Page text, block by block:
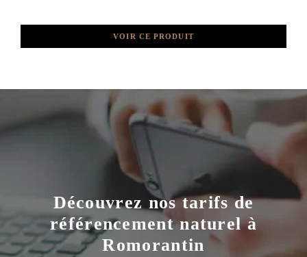
VOIR CE PRODUIT
Découvrez nos tarifs de
référencement naturel à
Romorantin